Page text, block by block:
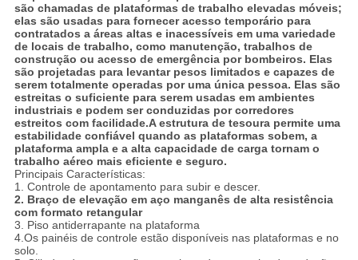
são chamadas de plataformas de trabalho elevadas móveis;
elas são usadas para fornecer acesso temporário para
contratados a áreas altas e inacessíveis em uma variedade
de locais de trabalho, como manutenção, trabalhos de
construção ou acesso de emergência por bombeiros. Elas
são projetadas para levantar pesos limitados e capazes de
serem totalmente operadas por uma única pessoa. Elas são
estreitas o suficiente para serem usadas em ambientes
industriais e podem ser conduzidas por corredores
estreitos com facilidade.A estrutura de tesoura permite uma
estabilidade confiável quando as plataformas sobem, a
plataforma ampla e a alta capacidade de carga tornam o
trabalho aéreo mais eficiente e seguro.
Principais Características:
1. Controle de apontamento para subir e descer.
2. Braço de elevação em aço manganês de alta resistência
com formato retangular
3. Piso antiderrapante na plataforma
4.Os painéis de controle estão disponíveis nas plataformas e no
solo.